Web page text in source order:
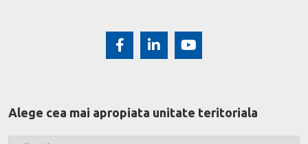
Alege cea mai apropiata unitate teritoriala